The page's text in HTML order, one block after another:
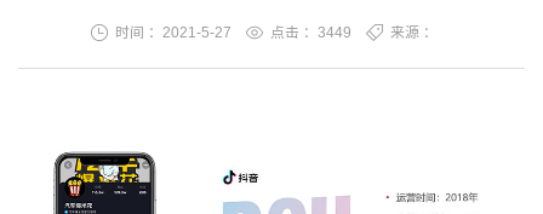
时间 ：2021-5-27 点击 ： 3449 来源 ：